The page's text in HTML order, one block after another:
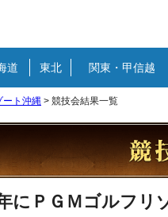
道 東北 関東・甲信越
ート沖縄 > 競技会結果一覧
にＰＧＭゴルフリ